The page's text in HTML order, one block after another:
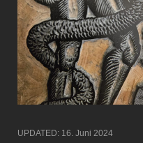
UPDATED: 16. Juni 2024